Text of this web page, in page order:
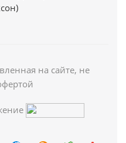
на сайте, не